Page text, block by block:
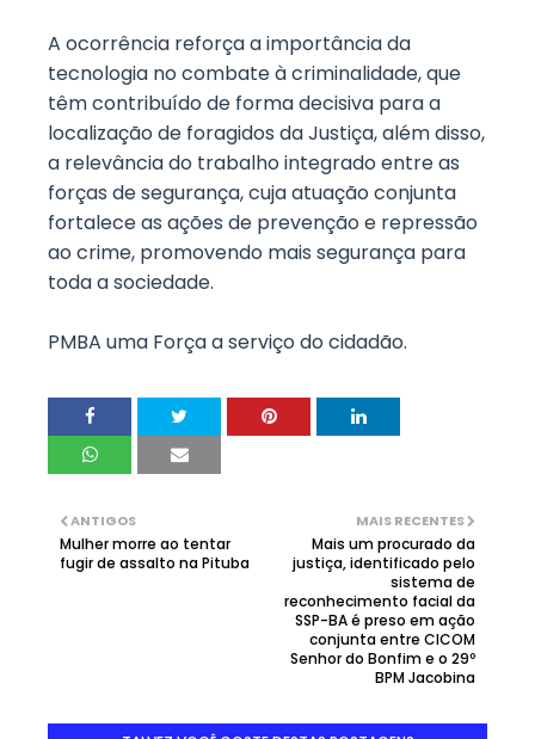
A ocorrência reforça a importância da
tecnologia no combate à criminalidade, que
têm contribuído de forma decisiva para a
localização de foragidos da Justiça, além disso,
a relevância do trabalho integrado entre as
forças de segurança, cuja atuação conjunta
fortalece as ações de prevenção e repressão
ao crime, promovendo mais segurança para
toda a sociedade.
PMBA uma Força a serviço do cidadão.
MAIS RECENTES
Mais um procurado da
justiça, identificado pelo
sistema de
reconhecimento facial da
SSP-BA é preso em ação
conjunta entre CICOM
Senhor do Bonfim e o 29º
BPM Jacobina
ANTIGOS
Mulher morre ao tentar
fugir de assalto na Pituba